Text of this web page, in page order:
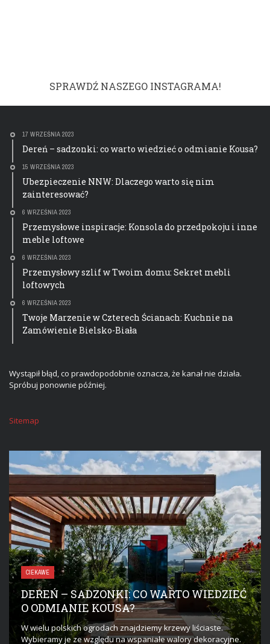
SPRAWDŹ NASZEGO INSTAGRAMA!
17 WRZEŚNIA 2023
Dereń – sadzonki: co warto wiedzieć o odmianie Kousa?
15 WRZEŚNIA 2023
Ubezpieczenie NNW: Dlaczego warto się nim
zainteresować?
6 WRZEŚNIA 2023
Przemysłowe inspiracje: Konsola do przedpokoju i inne
meble loftowe
6 WRZEŚNIA 2023
Przemysłowy szlif w Twoim domu: Sekret mebli
loftowych
6 WRZEŚNIA 2023
Twoje Marzenie w Czterech Ścianach: Kuchnie na
Zamówienie Bielsko-Biała
Wystąpił błąd, co prawdopodobnie oznacza, że kanał nie działa.
Spróbuj ponownie później.
Sitemap
CIEKAWE
DEREŃ – SADZONKI: CO WARTO WIEDZIEĆ
O ODMIANIE KOUSA?
W wielu polskich ogrodach znajdziemy krzewy liściaste.
Wybieramy je ze względu na wspaniałe walory dekoracyjne.